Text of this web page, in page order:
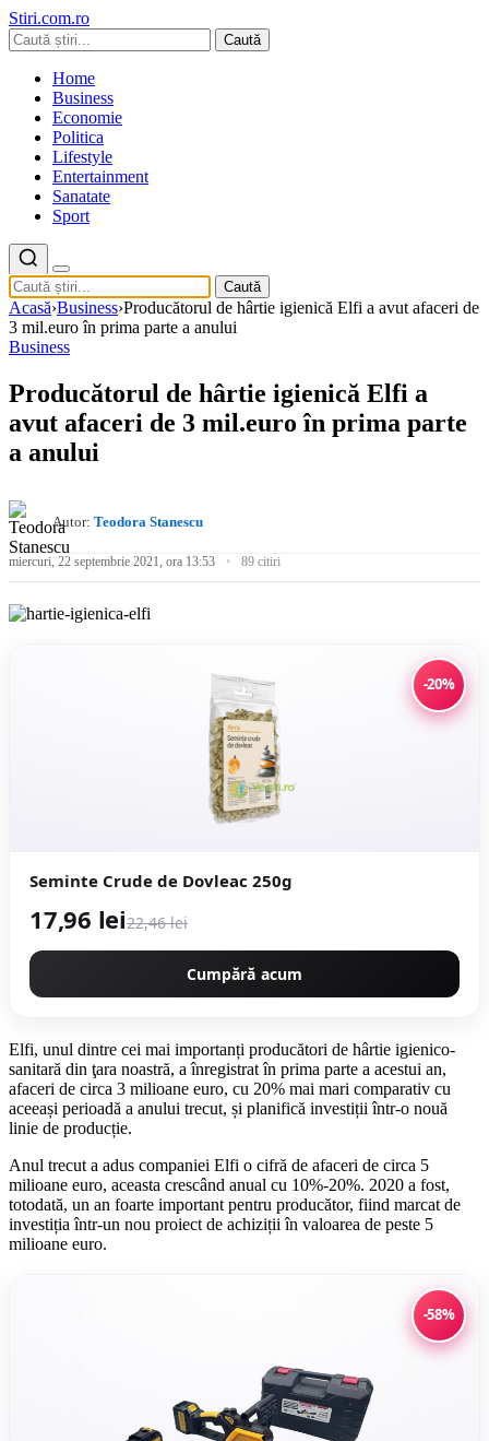
Stiri.com.ro
Caută
Home
Business
Economie
Politica
Lifestyle
Entertainment
Sanatate
Sport
Caută
Acasă›Business›Producătorul de hârtie igienică Elfi a avut afaceri de
3 mil.euro în prima parte a anului
Business
Producătorul de hârtie igienică Elfi a
avut afaceri de 3 mil.euro în prima parte
a anului
Autor: Teodora Stanescu
miercuri, 22 septembrie 2021, ora 13:53 89 citiri
-20%
Seminte Crude de Dovleac 250g
17,96 lei22,46 lei
Cumpără acum
Elfi, unul dintre cei mai importanți producători de hârtie igienico-
sanitară din ţara noastră, a înregistrat în prima parte a acestui an,
afaceri de circa 3 milioane euro, cu 20% mai mari comparativ cu
aceeași perioadă a anului trecut, și planifică investiții într-o nouă
linie de producție.
Anul trecut a adus companiei Elfi o cifră de afaceri de circa 5
milioane euro, aceasta crescând anual cu 10%-20%. 2020 a fost,
totodată, un an foarte important pentru producător, fiind marcat de
investiția într-un nou proiect de achiziții în valoarea de peste 5
milioane euro.
-58%